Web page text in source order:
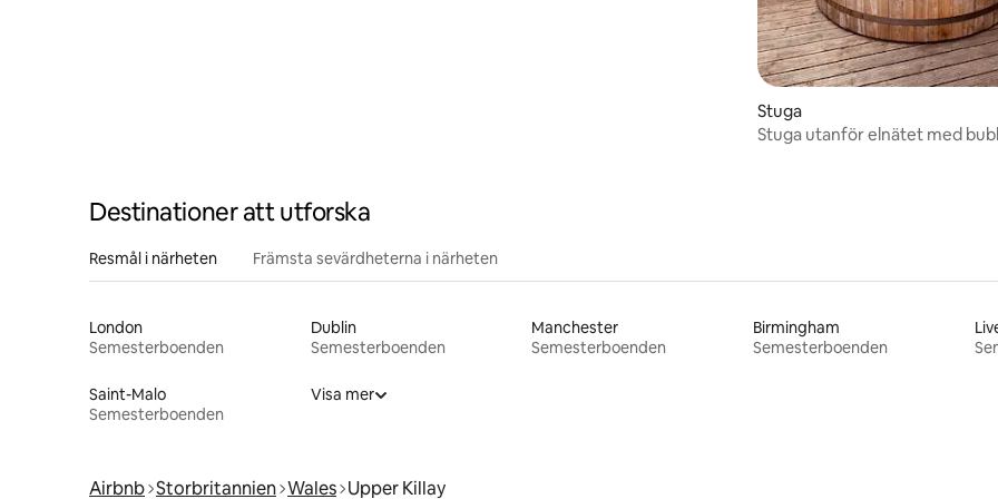
Stuga
Stuga utanför elnätet med
Destinationer att utforska
Resmål i närheten Främsta sevärdheterna i närheten
London
Semesterboenden
Dublin
Semesterboenden
Manchester
Semesterboenden
Birmingham
Semesterboenden
Saint-Malo
Semesterboenden
Visa mer
Airbnb Storbritannien Wales Upper Killay